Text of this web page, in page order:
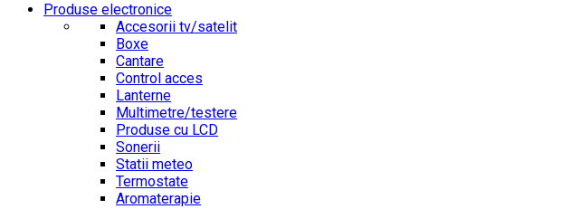
Produse electronice
Accesorii tv/satelit
Boxe
Cantare
Control acces
Lanterne
Multimetre/testere
Produse cu LCD
Sonerii
Statii meteo
Termostate
Aromaterapie